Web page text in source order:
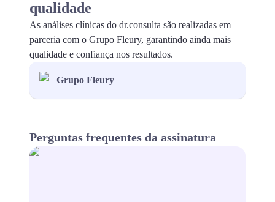
qualidade
As análises clínicas do dr.consulta são realizadas em
parceria com o Grupo Fleury, garantindo ainda mais
qualidade e confiança nos resultados.
Grupo Fleury
Perguntas frequentes da assinatura